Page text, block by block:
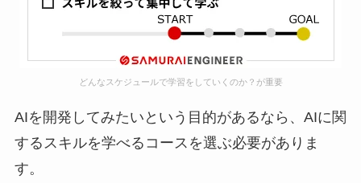
どんなスケジュールで学習をしていくのか？が重要
AIを開発してみたいという目的があるなら、AIに関
するスキルを学べるコースを選ぶ必要がありま
す。